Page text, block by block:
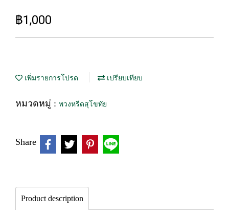
฿1,000
เพิ่มรายการโปรด เปรียบเทียบ
หมวดหมู่ : พวงหรีดสุโขทัย
Share
Product description